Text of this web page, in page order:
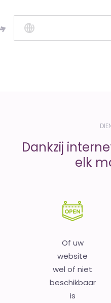
is
money
Dankzij
elk
Of uw
website
wel of niet
beschikbaar
is